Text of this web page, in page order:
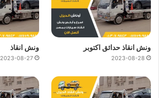
ونش انقاذ حدائق اكتوبر
2023-08-28
ونش انقاذ
2023-08-27